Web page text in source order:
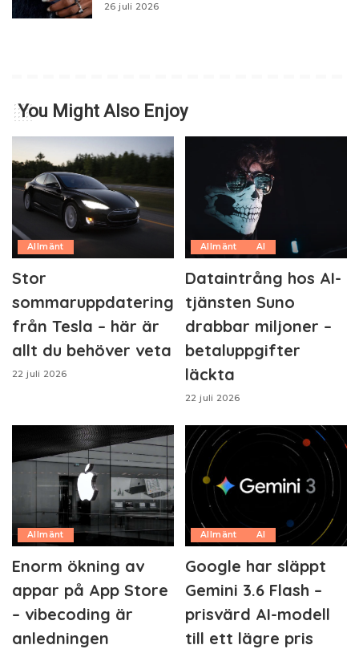
26 juli 2026
You Might Also Enjoy
Allmänt
Stor
sommaruppdatering
från Tesla – här är
allt du behöver veta
22 juli 2026
Allmänt AI
Dataintrång hos AI-
tjänsten Suno
drabbar miljoner –
betaluppgifter
läckta
22 juli 2026
Allmänt
Enorm ökning av
appar på App Store
– vibecoding är
anledningen
Allmänt AI
Google har släppt
Gemini 3.6 Flash –
prisvärd AI-modell
till ett lägre pris